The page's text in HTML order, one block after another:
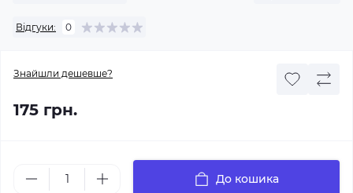
Відгуки: 0
Знайшли дешевше?
175 грн.
До кошика